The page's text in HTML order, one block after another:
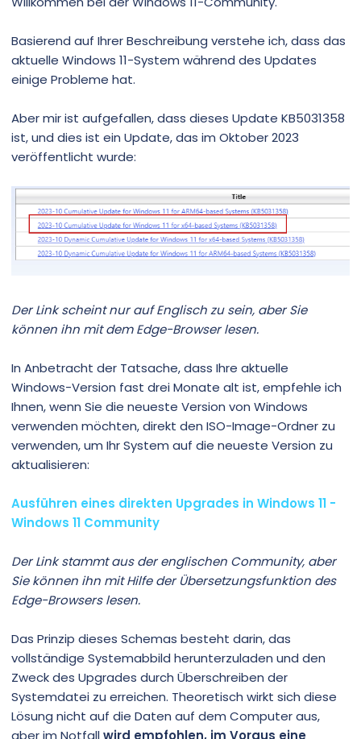
Basierend auf Ihrer Beschreibung verstehe ich, dass das
aktuelle Windows 11-System während des Updates
einige Probleme hat.
Aber mir ist aufgefallen, dass dieses Update KB5031358
ist, und dies ist ein Update, das im Oktober 2023
veröffentlicht wurde:
Der Link scheint nur auf Englisch zu sein, aber Sie
können ihn mit dem Edge-Browser lesen.
In Anbetracht der Tatsache, dass Ihre aktuelle
Windows-Version fast drei Monate alt ist, empfehle ich
Ihnen, wenn Sie die neueste Version von Windows
verwenden möchten, direkt den ISO-Image-Ordner zu
verwenden, um Ihr System auf die neueste Version zu
aktualisieren:
Ausführen eines direkten Upgrades in Windows 11 -
Windows 11 Community
Der Link stammt aus der englischen Community, aber
Sie können ihn mit Hilfe der Übersetzungsfunktion des
Edge-Browsers lesen.
Das Prinzip dieses Schemas besteht darin, das
vollständige Systemabbild herunterzuladen und den
Zweck des Upgrades durch Überschreiben der
Systemdatei zu erreichen. Theoretisch wirkt sich diese
Lösung nicht auf die Daten auf dem Computer aus,
aber im Notfallwird empfohlen, im Voraus eine